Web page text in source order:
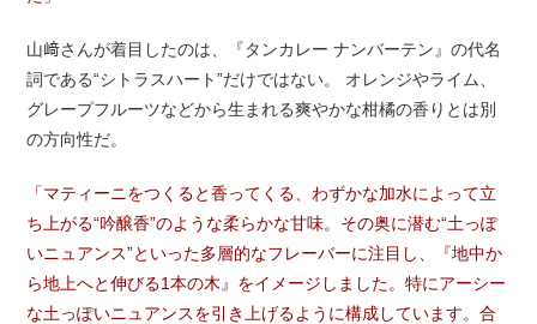
山﨑さんが着目したのは、『タンカレー ナンバーテン』の代名
詞である“シトラスハート”だけではない。 オレンジやライム、
グレープフルーツなどから生まれる爽やかな柑橘の香りとは別
の方向性だ。
「マティーニをつくると香ってくる、わずかな加水によって立
ち上がる“吟醸香”のような柔らかな甘味。その奥に潜む“土っぽ
いニュアンス”といった多層的なフレーバーに注目し、『地中か
ら地上へと伸びる1本の木』をイメージしました。特にアーシー
な土っぽいニュアンスを引き上げるように構成しています。合